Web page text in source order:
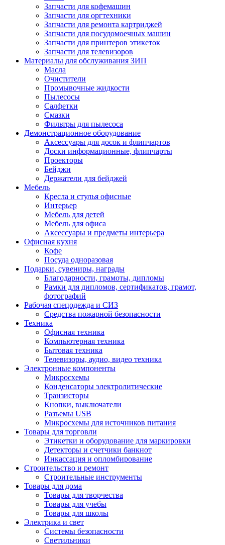
Запчасти для кофемашин
Запчасти для оргтехники
Запчасти для ремонта картриджей
Запчасти для посудомоечных машин
Запчасти для принтеров этикеток
Запчасти для телевизоров
Материалы для обслуживания ЗИП
Масла
Очистители
Промывочные жидкости
Пылесосы
Салфетки
Смазки
Фильтры для пылесоса
Демонстрационное оборудование
Аксессуары для досок и флипчартов
Доски информационные, флипчарты
Проекторы
Бейджи
Держатели для бейджей
Мебель
Кресла и стулья офисные
Интерьер
Мебель для детей
Мебель для офиса
Аксессуары и предметы интерьера
Офисная кухня
Кофе
Посуда одноразовая
Подарки, сувениры, награды
Благодарности, грамоты, дипломы
Рамки для дипломов, сертификатов, грамот,
фотографий
Рабочая спецодежда и СИЗ
Средства пожарной безопасности
Техника
Офисная техника
Компьютерная техника
Бытовая техника
Телевизоры, аудио, видео техника
Электронные компоненты
Микросхемы
Конденсаторы электролитические
Транзисторы
Кнопки, выключатели
Разъемы USB
Микросхемы для источников питания
Товары для торговли
Этикетки и оборудование для маркировки
Детекторы и счетчики банкнот
Инкассация и опломбирование
Строительство и ремонт
Строительные инструменты
Товары для дома
Товары для творчества
Товары для учебы
Товары для школы
Электрика и свет
Системы безопасности
Светильники